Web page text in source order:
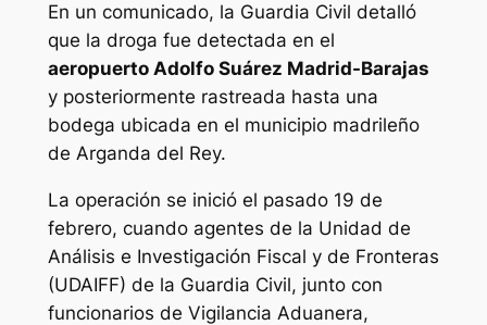
En un comunicado, la Guardia Civil detalló
que la droga fue detectada en el
aeropuerto Adolfo Suárez Madrid-Barajas
y posteriormente rastreada hasta una
bodega ubicada en el municipio madrileño
de Arganda del Rey.
La operación se inició el pasado 19 de
febrero, cuando agentes de la Unidad de
Análisis e Investigación Fiscal y de Fronteras
(UDAIFF) de la Guardia Civil, junto con
funcionarios de Vigilancia Aduanera,